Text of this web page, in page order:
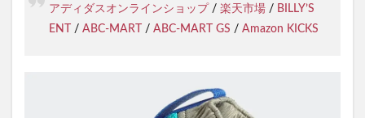
アディダスオンラインショップ / 楽天市場 / BILLY’S
ENT
/ ABC-MART / ABC-MART GS / Amazon KICKS